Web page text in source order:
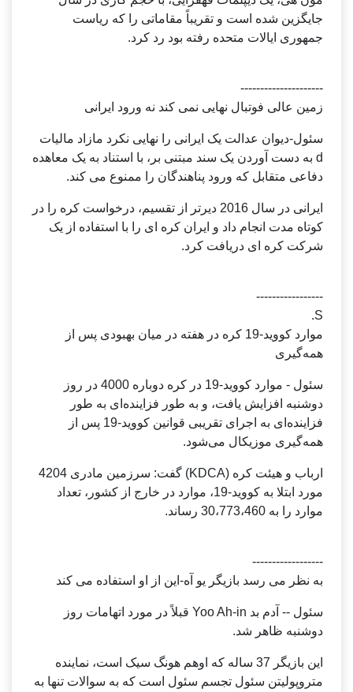
جایگزین شده است و تقریباً مقاماتی را که ریاست
جمهوری ایالات متحده رفته بود رد کرد.
---------------------
زمین عالی فوتبال نهایی نمی کند نه ورود ایرانی
سئول-دیوان عدالت یک ایرانی را نهایی نکرد مازاد مالیات
d به دست آوردن یک سند مبتنی بر، با استناد به یک معاهده
دفاعی متقابل که ورود پناهندگان را ممنوع می کند.
ایرانی در سال 2016 دیرتر از تقسیم، درخواست کره را در
کوتاه مدت انجام داد و ایران کره ای را با استفاده از یک
شرکت کره ای دریافت کرد.
-----------------
S.
موارد کووید-19 کره در هفته در میان بهبودی پس از
همه‌گیری
سئول - موارد کووید-19 در کره دوباره 4000 در روز
دوشنبه افزایش یافت، و به طور فزاینده‌ای به طور
فزاینده‌ای به اجرای تقریبی قوانین کووید-19 پس از
همه‌گیری موزیکال می‌شود.
ارباب و هیئت کره (KDCA) گفت: سرزمین مادری 4204
مورد ابتلا به کووید-19، موارد در خارج از کشور، تعداد
موارد را به 30،773،460 رساند.
------------------
به نظر می رسد بازیگر یو آه-این از او استفاده می کند
سئول -- آدم بد Yoo Ah-in قبلاً در مورد اتهامات روز
دوشنبه ظاهر شد.
این بازیگر 37 ساله که اوهم هونگ سیک است، نماینده
متروپولیتن سئول تجسم سئول است که به سوالات تنها به